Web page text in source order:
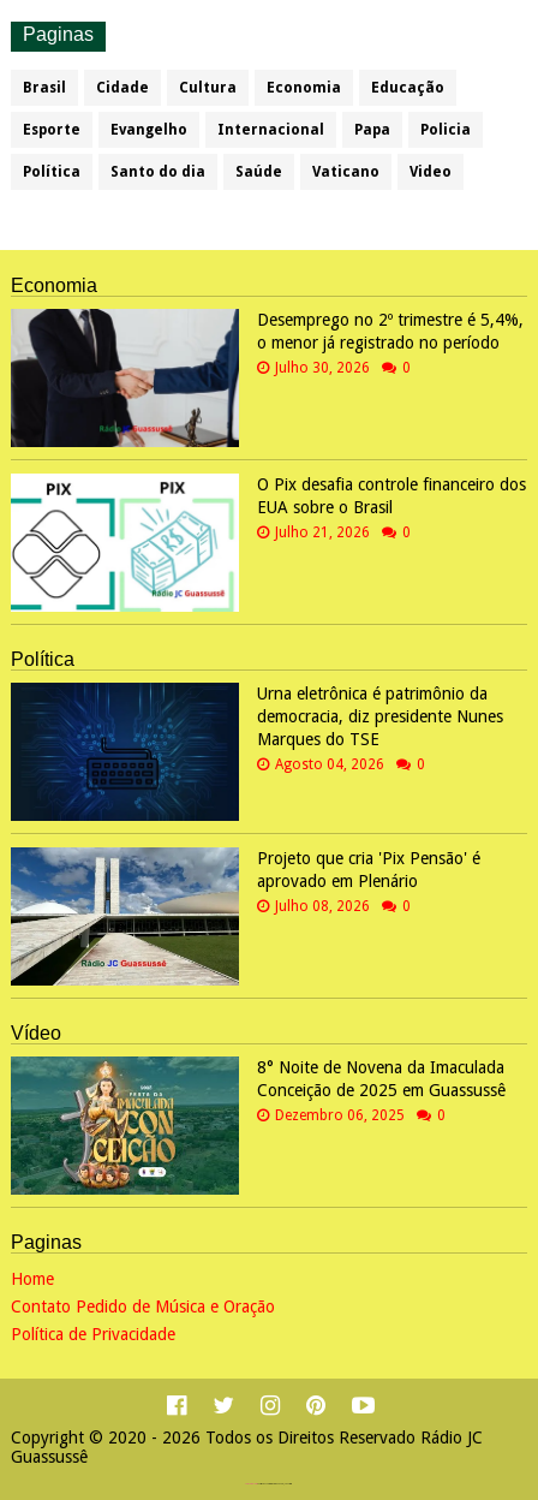
Paginas
Brasil Cidade Cultura Economia Educação
Esporte Evangelho Internacional Papa Policia
Política Santo do dia Saúde Vaticano Video
Economia
Desemprego no 2º trimestre é 5,4%,
o menor já registrado no período
Julho 30, 2026 0
O Pix desafia controle financeiro dos
EUA sobre o Brasil
Julho 21, 2026 0
Política
Urna eletrônica é patrimônio da
democracia, diz presidente Nunes
Marques do TSE
Agosto 04, 2026 0
Projeto que cria 'Pix Pensão' é
aprovado em Plenário
Julho 08, 2026 0
Vídeo
8° Noite de Novena da Imaculada
Conceição de 2025 em Guassussê
Dezembro 06, 2025 0
Paginas
Home
Contato Pedido de Música e Oração
Política de Privacidade
Copyright © 2020 - 2026 Todos os Direitos Reservado Rádio JC
Guassussê